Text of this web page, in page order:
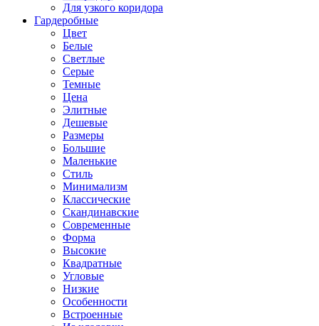
Для узкого коридора
Гардеробные
Цвет
Белые
Светлые
Серые
Темные
Цена
Элитные
Дешевые
Размеры
Большие
Маленькие
Стиль
Минимализм
Классические
Скандинавские
Современные
Форма
Высокие
Квадратные
Угловые
Низкие
Особенности
Встроенные